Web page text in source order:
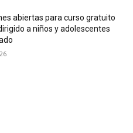
abiertas para curso gratuito
a niños y adolescentes